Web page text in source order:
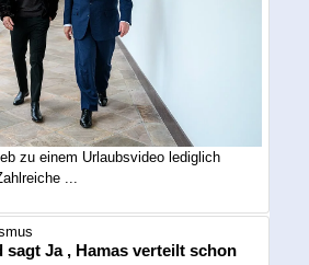
zu einem Urlaubsvideo lediglich
...
sagt Ja , Hamas verteilt schon